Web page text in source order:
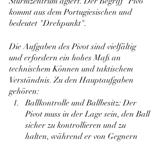
kommt aus dem Portugiesischen und
bedeutet "Drehpunkt".
Die Aufgaben des Pivot sind vielfältig
und erfordern ein hohes Maß an
technischem Können und taktischem
Verständnis. Zu den Hauptaufgaben
gehören:
Ballkontrolle und Ballbesitz: Der
Pivot muss in der Lage sein, den Ball
sicher zu kontrollieren und zu
halten, während er von Gegnern